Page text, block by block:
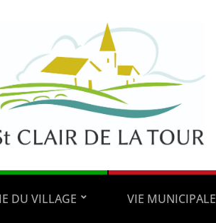
DU VILLAGE VIE MUNICIPALE